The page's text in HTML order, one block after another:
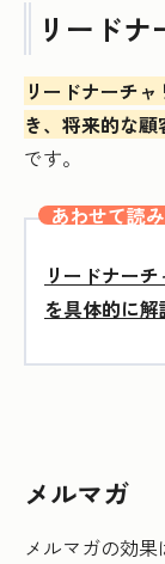
リード
リードナーチ
き、将来的な
です。
あわせて読
リードナー
を具体的に解
メルマガ
メルマガの効果